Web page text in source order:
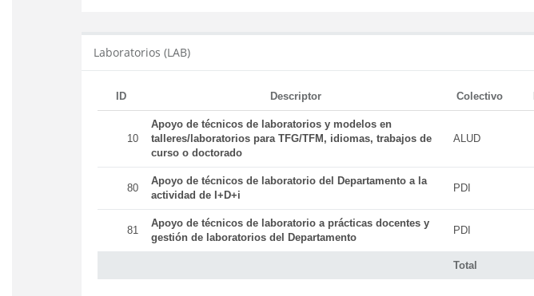
Laboratorios (LAB)
ID Descriptor Colectivo
Total
10
Apoyo de técnicos de laboratorios y modelos en
talleres/laboratorios para TFG/TFM, idiomas, trabajos de
curso o doctorado
ALUD
80
Apoyo de técnicos de laboratorio del Departamento a la
actividad de I+D+i
PDI
81
Apoyo de técnicos de laboratorio a prácticas docentes y
gestión de laboratorios del Departamento
PDI